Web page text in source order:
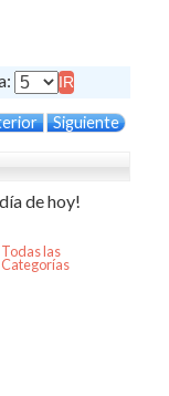
Siguiente
de hoy!
Todas las
Categorías